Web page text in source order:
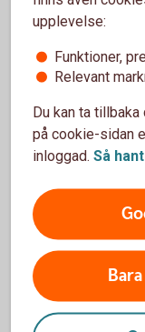
Ring oss
Vi har öppet
Måndag-
Torsdag: 09.30 –
Fredag: 09.30 -
Ring
Besök oss
upplevelse:
Funktioner,
Relevant
Du kan ta
på cookie-sidan
inloggad. Så